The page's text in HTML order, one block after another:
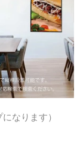
なります）